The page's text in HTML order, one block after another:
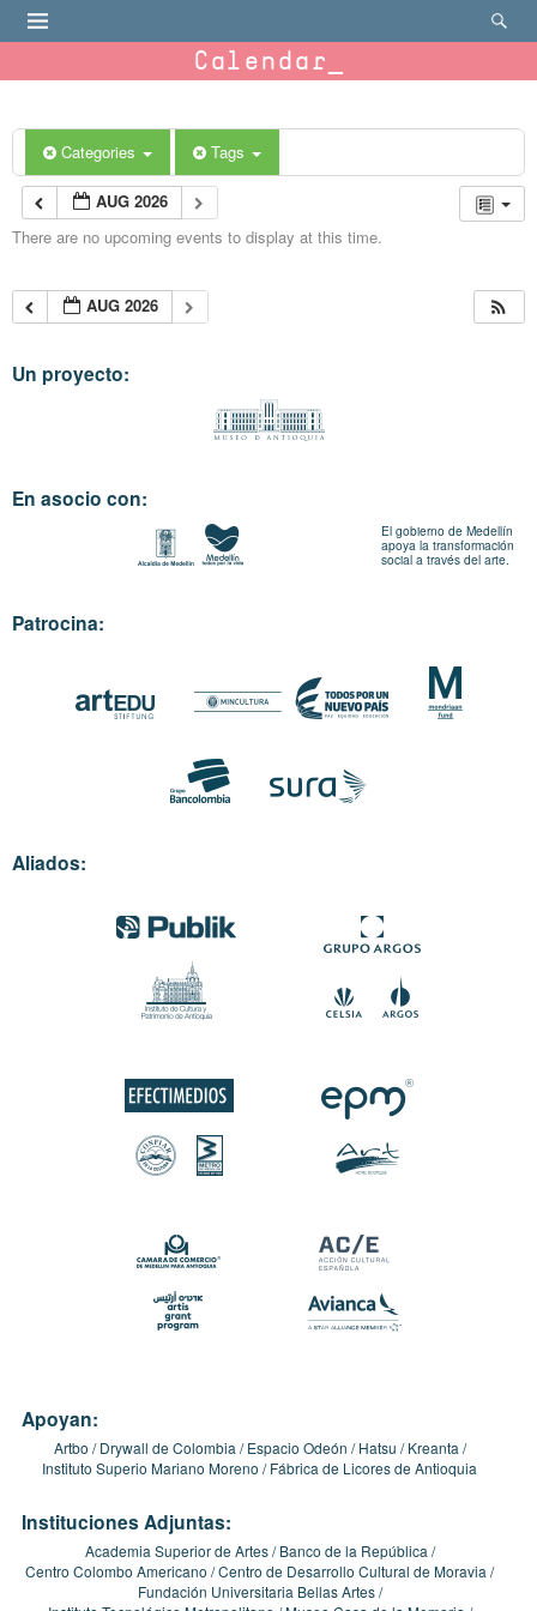
Calendar
Categories Tags
AUG 2026
There are no upcoming events to display at this time.
AUG 2026
Un proyecto:
En asocio con:
El gobierno de Medellín
apoya la transformación
social a través del arte.
Patrocina:
Aliados:
Apoyan:
Artbo Drywall de Colombia Espacio Odeón Hatsu
Kreanta
Instituto Superio Mariano Moreno
Fábrica de Licores de Antioquia
Instituciones Adjuntas:
Academia Superior de Artes
Banco de la República
Centro Colombo Americano Centro de Desarrollo Cultural de Moravia
Fundación Universitaria Bellas Artes